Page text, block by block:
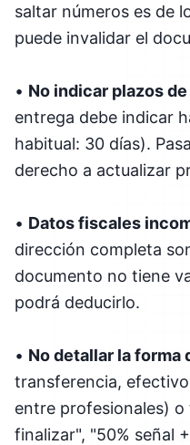
saltar números es de
puede invalidar el
• No indicar plazos
entrega debe indicar
habitual: 30 días).
derecho a actualizar
• Datos fiscales
dirección completa
documento no tiene
podrá deducirlo.
• No detallar la forma
transferencia,
entre profesionales)
finalizar", "50% señal